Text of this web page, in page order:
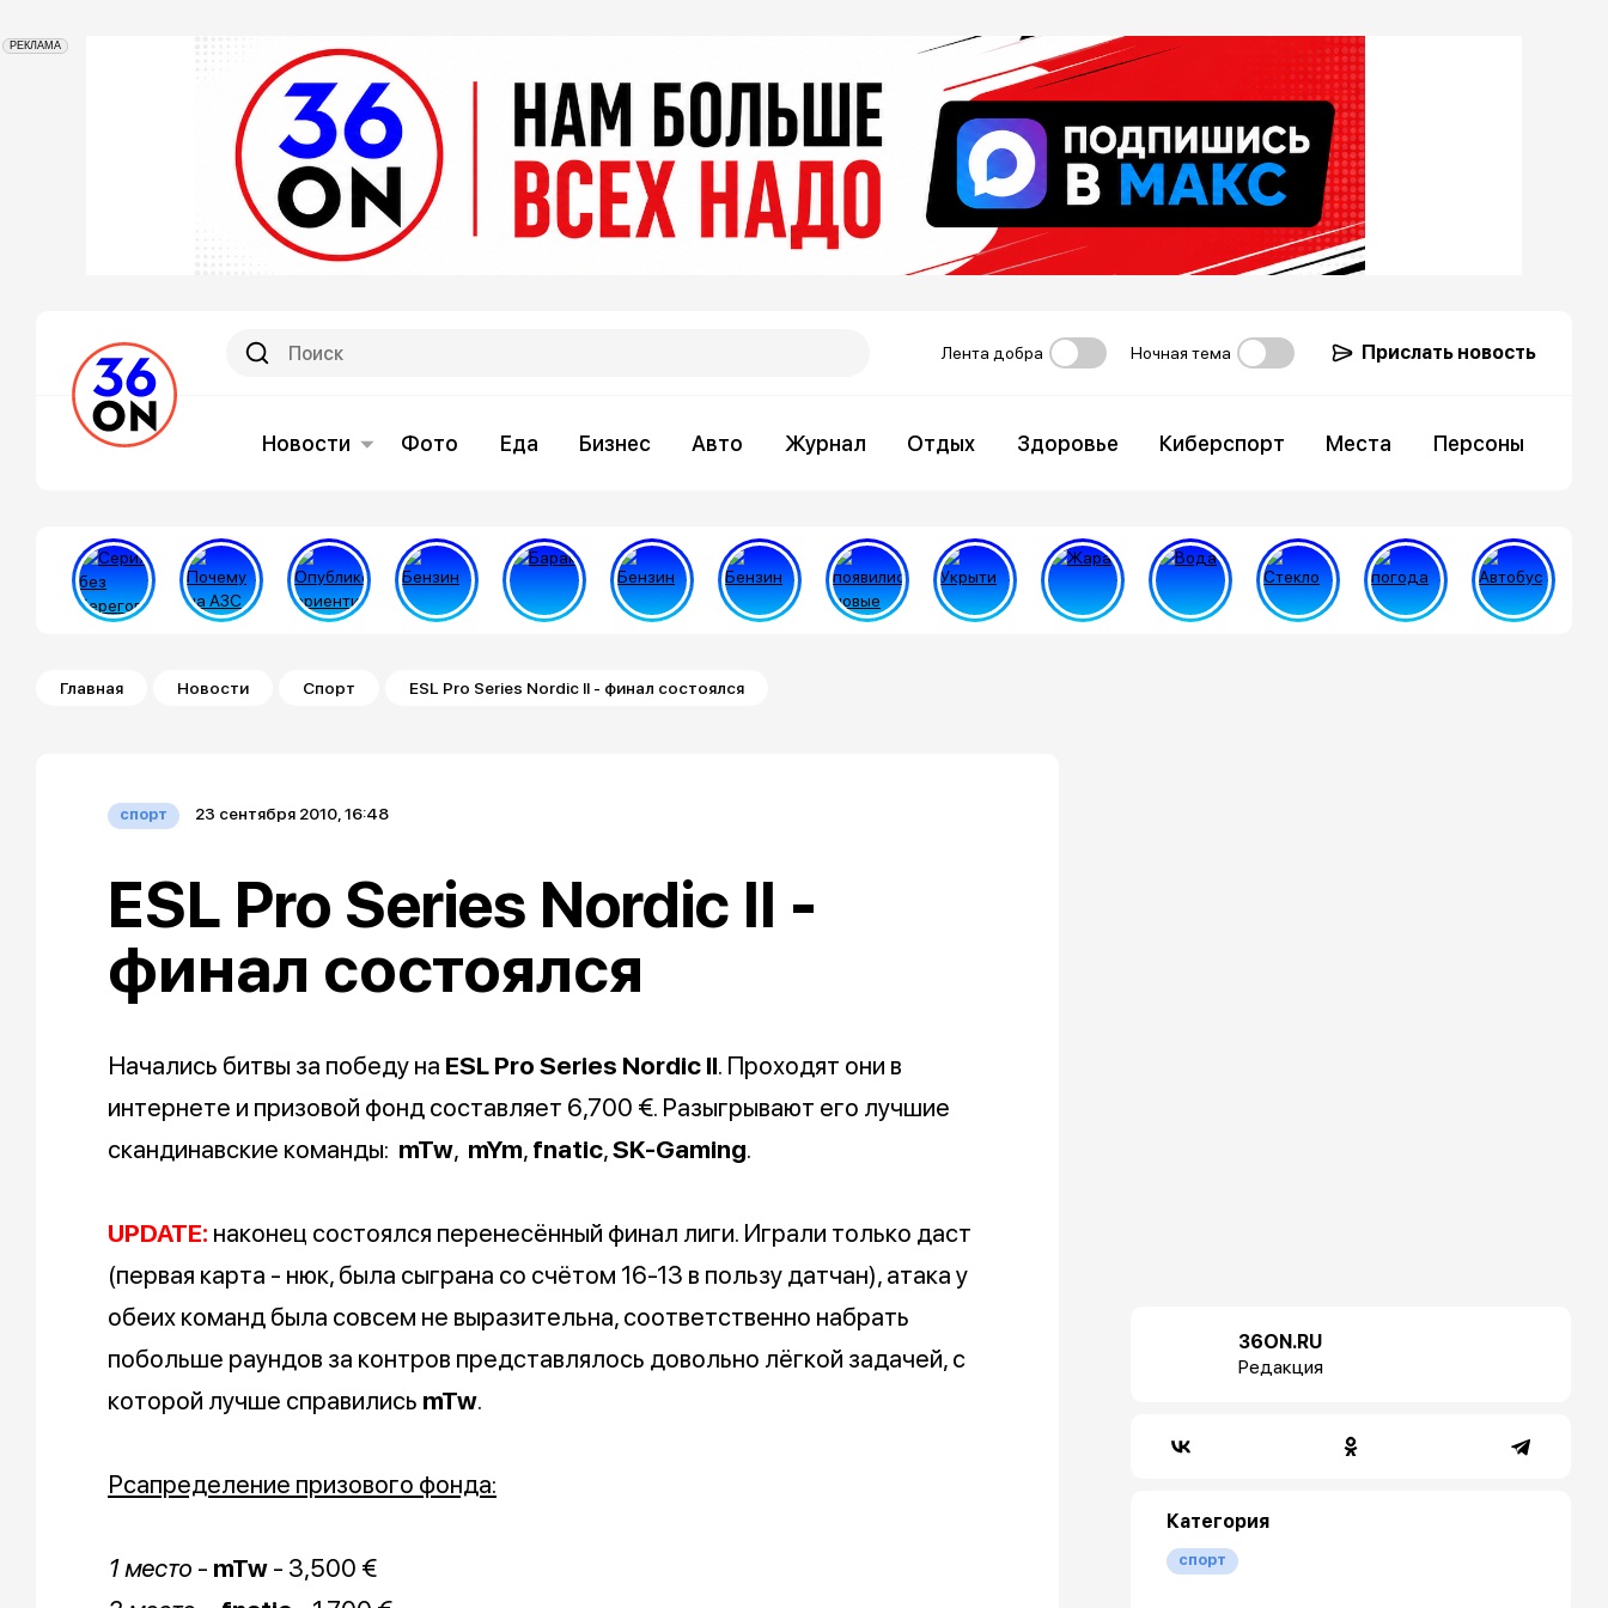
РЕКЛАМА
Лента добра Ночная тема Прислать новость
Новости Фото Еда Бизнес Авто Журнал Отдых Здоровье Киберспорт Места Персоны
Строка навигации
Главная Новости Спорт ESL Pro Series Nordic II - финал состоялся
спорт 23 сентября 2010, 16:48
ESL Pro Series Nordic II -
финал состоялся
Начались битвы за победу на ESL Pro Series Nordic II. Проходят они в
интернете и призовой фонд составляет 6,700 €. Разыгрывают его лучшие
скандинавские команды: mTw, mYm, fnatic,SK-Gaming.
UPDATE: наконец состоялся перенесённый финал лиги. Играли только даст
(первая карта - нюк, была сыграна со счётом 16-13 в пользу датчан), атака у
обеих команд была совсем не выразительна, соответственно набрать
побольше раундов за контров представлялось довольно лёгкой задачей, с
которой лучше справились mTw.
Рсапределение призового фонда:
1 место - mTw - 3,500 €
36ON.RU
Редакция
Категория
спорт